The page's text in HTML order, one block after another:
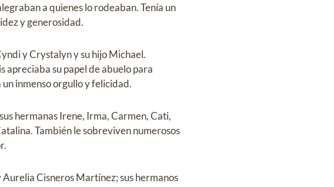
a quienes lo rodeaban. Tenía un
y generosidad.
y Crystalyn y su hijo Michael.
apreciaba su papel de abuelo para
inmenso orgullo y felicidad.
hermanas Irene, Irma, Carmen, Cati,
También le sobreviven numerosos
Cisneros Martínez; sus hermanos